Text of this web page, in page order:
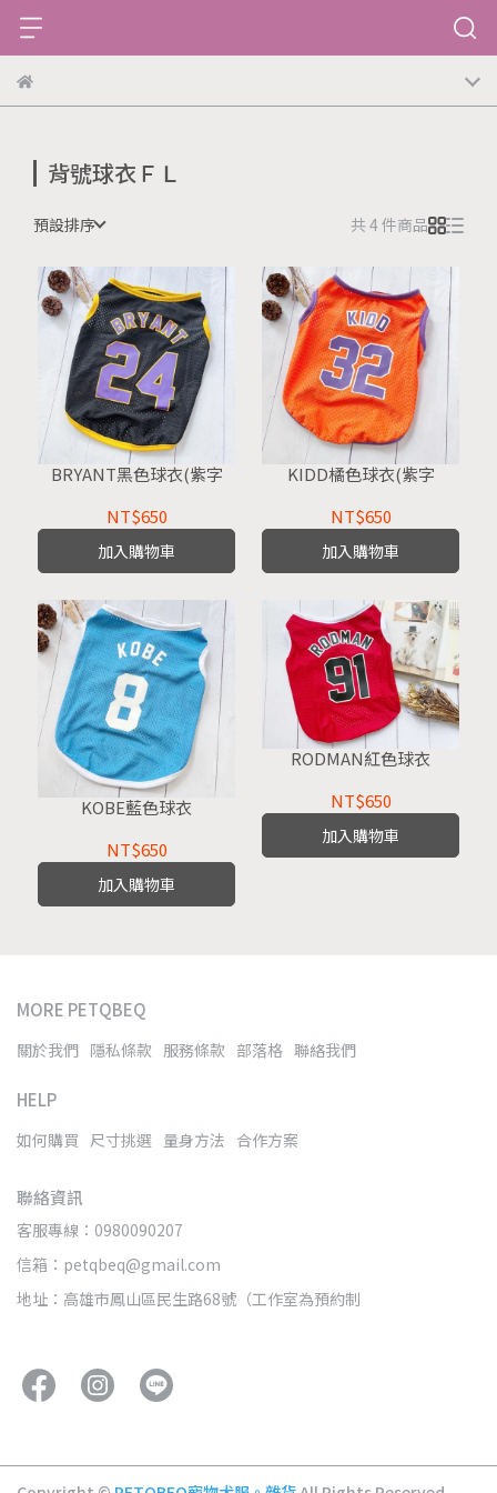
背號球衣ＦＬ
預設排序 共 4 件商品
BRYANT黑色球衣(紫字
NT$650
加入購物車
KIDD橘色球衣(紫字
NT$650
加入購物車
KOBE藍色球衣
NT$650
加入購物車
RODMAN紅色球衣
NT$650
加入購物車
MORE PETQBEQ
關於我們 隱私條款 服務條款 部落格 聯絡我們
HELP
如何購買 尺寸挑選 量身方法 合作方案
聯絡資訊
客服專線：0980090207
信箱：petqbeq@gmail.com
地址：高雄市鳳山區民生路68號（工作室為預約制